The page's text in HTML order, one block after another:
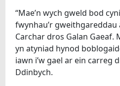
“Mae’n wych gweld bod
fwynhau’r gweithgareddau
Carchar dros Galan Gaeaf.
yn atyniad hynod
iawn i’w gael ar ein carreg
Ddinbych.